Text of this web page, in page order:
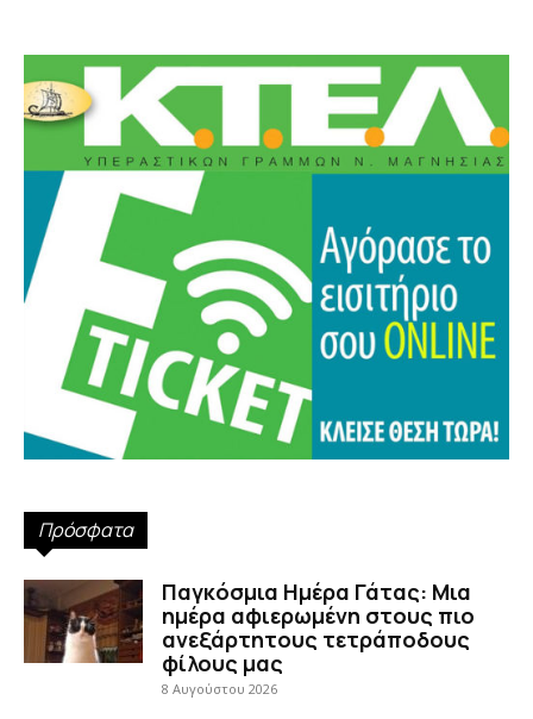
Πρόσφατα
Παγκόσμια Ημέρα Γάτας: Μια
ημέρα αφιερωμένη στους πιο
ανεξάρτητους τετράποδους
φίλους μας
8 Αυγούστου 2026